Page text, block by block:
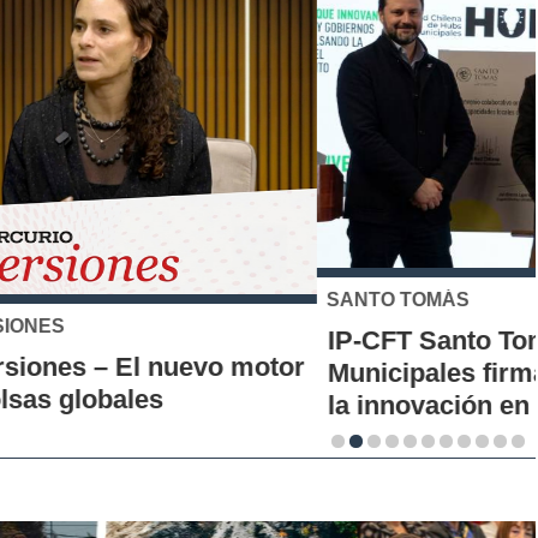
SANTO TOMÁS
IP-CFT Santo Tomás y Red de Hubs
Municipales firman alianza para impulsar
la innovación en los territorios